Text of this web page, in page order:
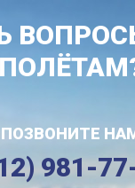
ПОЗВОНИТЕ
981-